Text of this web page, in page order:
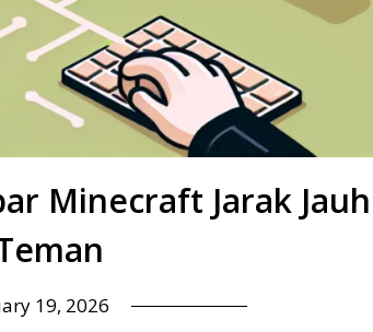
Minecraft Jarak Jauh
19, 2026